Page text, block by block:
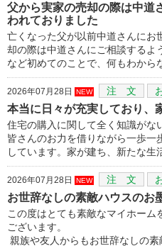
父から実家の売却の際は中道
われておりました
亡くなった父が以前中道さんにお
却の際は中道さんにご相談するよ
など初めてのことで、何もわから
2026年07月28日 NEW 注 文
本当に日々が充実しており、
住宅の購入に関して全く知識がな
皆さんのお力を借りながら一歩一
しています。家が建ち、新たな生
2026年07月28日 NEW 注 文
お世辞なしの素敵ハウスのお
この度はとても素敵なマイホーム
ございます。
親族や友人からもお世辞なしの